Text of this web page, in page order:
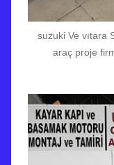
suzuki Ve vıtara
araç proje